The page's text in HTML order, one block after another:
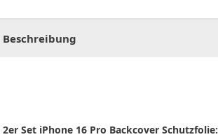
Beschreibung
2er Set iPhone 16 Pro Backcover Schutzfolie: